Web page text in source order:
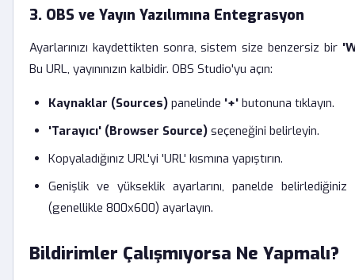
3. OBS ve Yayın Yazılımına Entegrasyon
Ayarlarınızı kaydettikten sonra, sistem size benzersiz bir
Bu URL, yayınınızın kalbidir. OBS Studio'yu açın:
Kaynaklar (Sources) panelinde '+' butonuna tıklayın.
'Tarayıcı' (Browser Source) seçeneğini belirleyin.
Kopyaladığınız URL'yi 'URL' kısmına yapıştırın.
Genişlik ve yükseklik ayarlarını, panelde
(genellikle 800x600) ayarlayın.
Bildirimler Çalışmıyorsa Ne Yapmalı?